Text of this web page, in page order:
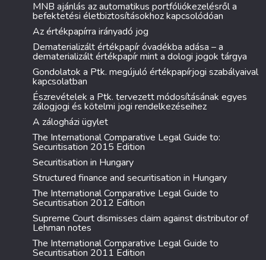
MNB ajánlás az automatikus portfóliókezelésről a
befektetési életbiztosításokhoz kapcsolódóan
Az értékpapírra irányadó jog
Dematerializált értékpapír óvadékba adása – a
dematerializált értékpapír mint a dologi jogok tárgya
Gondolatok a Ptk. megújuló értékpapírjogi szabályaival
kapcsolatban
Észrevételek a Ptk. tervezett módosításának egyes
zálogjogi és kötelmi jogi rendelkezéseihez
A zálogházi ügylet
The International Comparative Legal Guide to:
Securitisation 2015 Edition
Securitisation in Hungary
Structured finance and securitisation in Hungary
The International Comparative Legal Guide to
Securitisation 2012 Edition
Supreme Court dismisses claim against distributor of
Lehman notes
The International Comparative Legal Guide to
Securitisation 2011 Edition